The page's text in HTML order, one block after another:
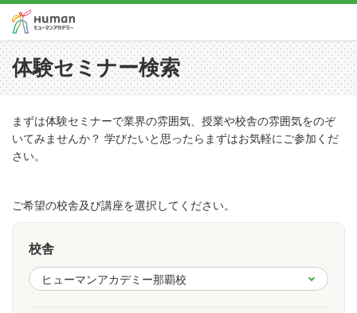
体験セミナー検索
まずは体験セミナーで業界の雰囲気、授業や校舎の雰囲気をのぞ
いてみませんか？ 学びたいと思ったらまずはお気軽にご参加くだ
さい。
ご希望の校舎及び講座を選択してください。
校舎